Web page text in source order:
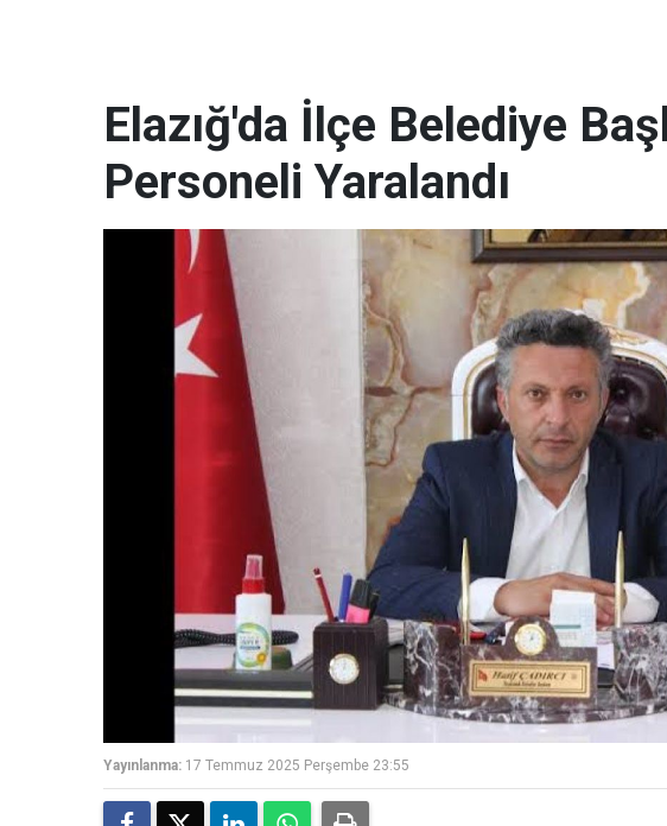
Elazığ'da İlçe Belediye
Personeli Yaralandı
Yayınlanma: 17 Temmuz 2025 Perşembe 23:55